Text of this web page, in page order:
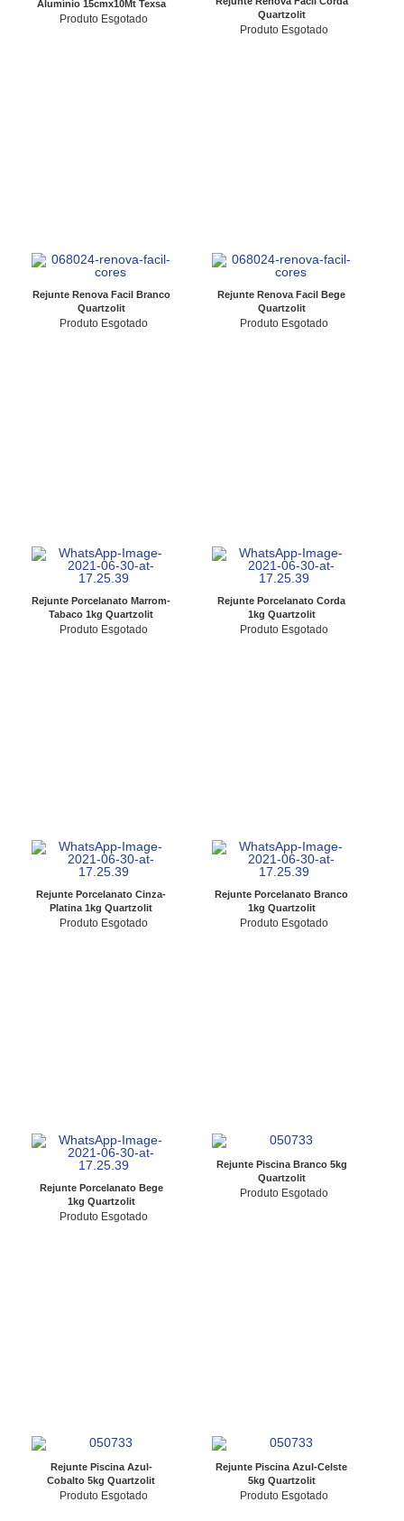
Alumínio 15cmx10Mt Texsa
Produto Esgotado
Quartzolit
Produto Esgotado
Rejunte Renova Facil Branco
Quartzolit
Produto Esgotado
Rejunte Renova Facil Bege
Quartzolit
Produto Esgotado
Rejunte Porcelanato Marrom-
Tabaco 1kg Quartzolit
Produto Esgotado
Rejunte Porcelanato Corda
1kg Quartzolit
Produto Esgotado
Rejunte Porcelanato Cinza-
Platina 1kg Quartzolit
Produto Esgotado
Rejunte Porcelanato Branco
1kg Quartzolit
Produto Esgotado
Rejunte Porcelanato Bege
1kg Quartzolit
Produto Esgotado
Rejunte Piscina Branco 5kg
Quartzolit
Produto Esgotado
Rejunte Piscina Azul-
Cobalto 5kg Quartzolit
Produto Esgotado
Rejunte Piscina Azul-Celste
5kg Quartzolit
Produto Esgotado